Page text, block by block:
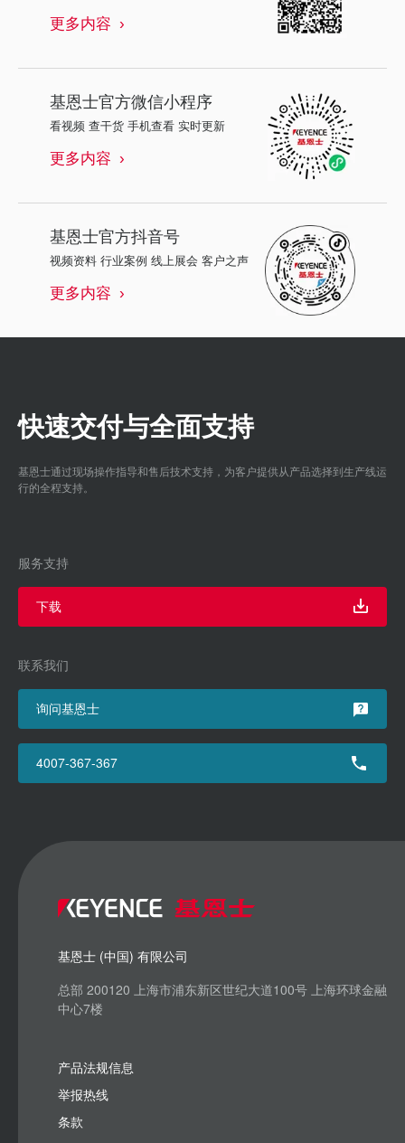
更多内容
基恩士官方微信小程序
看视频 查干货 手机查看 实时更新
更多内容
基恩士官方抖音号
视频资料 行业案例 线上展会 客户之声
更多内容
快速交付与全面支持
基恩士通过现场操作指导和售后技术支持，为客户提供从产品选择到生产线运
行的全程支持。
服务支持
下载
联系我们
询问基恩士
4007-367-367
基恩士 (中国) 有限公司
总部 200120 上海市浦东新区世纪大道100号 上海环球金融
中心7楼
产品法规信息
举报热线
条款